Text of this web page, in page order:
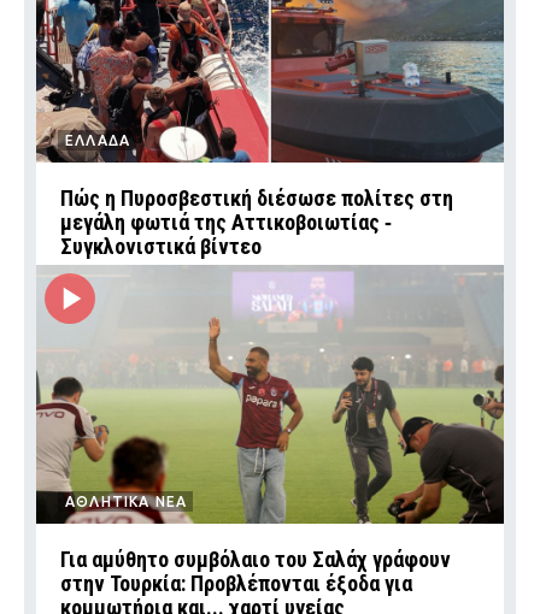
ΕΛΛΑΔΑ
Πώς η Πυροσβεστική διέσωσε πολίτες στη
μεγάλη φωτιά της Αττικοβοιωτίας ‑
Συγκλονιστικά βίντεο
ΑΘΛΗΤΙΚΑ ΝΕΑ
Για αμύθητο συμβόλαιο του Σαλάχ γράφουν
στην Τουρκία: Προβλέπονται έξοδα για
κομμωτήρια και... χαρτί υγείας